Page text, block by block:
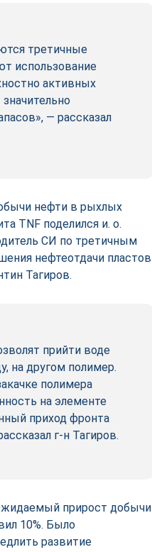
третичные
использование
активных
— рассказал
нефти в рыхлых
TNF поделился и. о.
СИ по третичным
нефтеотдачи пластов
Тагиров.
прийти воде
на другом полимер.
полимера
на элементе
приход фронта
г-н Тагиров.
прирост добычи
10%. Было
развитие